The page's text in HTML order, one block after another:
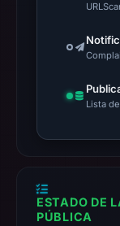
Lista
ESTADO DE
PÚBLICA